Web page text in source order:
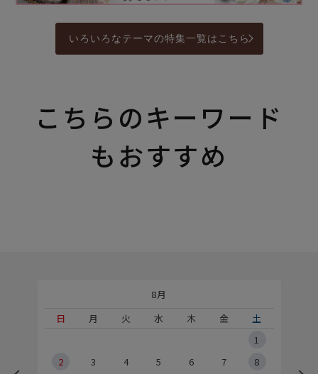
いろいろなテーマの特集一覧はこちら
こちらのキーワード
もおすすめ
8月
日
月 火 水 木 金
土
1
2
3 4 5 6 7
8